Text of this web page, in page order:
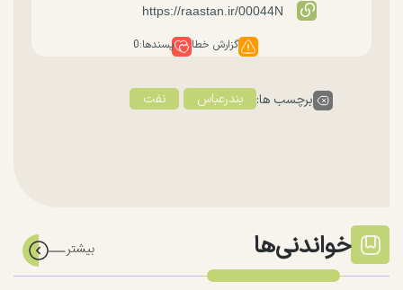
گزارش خطا پسندها:0
برچسب ها: بندرعباس نفت
خواندنی‌ها